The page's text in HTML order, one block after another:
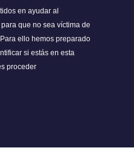
en ayudar al
que no sea víctima de
ello hemos preparado
si estás en esta
proceder